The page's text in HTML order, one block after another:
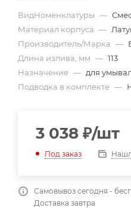
ВидНоменклатуры —
Материал корпуса —
Производитель/Марка —
Длина излива, мм — 113
Назначение — для
Подводка в комплекте —
3 038 ₽/шт
Под заказ
Самовывоз сегодня -
Доставка завтра